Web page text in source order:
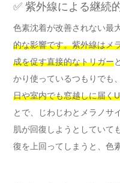
✅ 紫外線による継続
色素沈着が改善されない最
的な影響です。紫外線はメ
成を促す直接的なトリガー
かり使っているつもりでも
日や室内でも窓越しに届く
とで、じわじわとメラノサ
肌が回復しようとしていて
復を上回ってしまうと、色